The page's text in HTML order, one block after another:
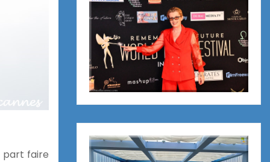
part faire